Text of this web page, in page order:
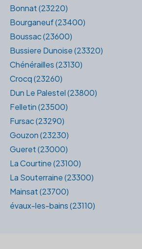
Bonnat (23220)
Bourganeuf (23400)
Boussac (23600)
Bussiere Dunoise (23320)
Chénérailles (23130)
Crocq (23260)
Dun Le Palestel (23800)
Felletin (23500)
Fursac (23290)
Gouzon (23230)
Gueret (23000)
La Courtine (23100)
La Souterraine (23300)
Mainsat (23700)
évaux-les-bains (23110)